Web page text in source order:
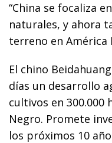
“China se focaliza
naturales, y ahora
terreno en América
El chino
días un desarrollo
cultivos en 300.000
Negro. Promete
los próximos 10